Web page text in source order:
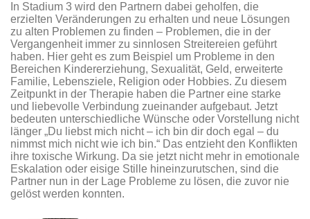
In Stadium 3 wird den Partnern dabei geholfen, die
erzielten Veränderungen zu erhalten und neue Lösungen
zu alten Problemen zu finden – Problemen, die in der
Vergangenheit immer zu sinnlosen Streitereien geführt
haben. Hier geht es zum Beispiel um Probleme in den
Bereichen Kindererziehung, Sexualität, Geld, erweiterte
Familie, Lebensziele, Religion oder Hobbies. Zu diesem
Zeitpunkt in der Therapie haben die Partner eine starke
und liebevolle Verbindung zueinander aufgebaut. Jetzt
bedeuten unterschiedliche Wünsche oder Vorstellung nicht
länger „Du liebst mich nicht – ich bin dir doch egal – du
nimmst mich nicht wie ich bin.“ Das entzieht den Konflikten
ihre toxische Wirkung. Da sie jetzt nicht mehr in emotionale
Eskalation oder eisige Stille hineinzurutschen, sind die
Partner nun in der Lage Probleme zu lösen, die zuvor nie
gelöst werden konnten.